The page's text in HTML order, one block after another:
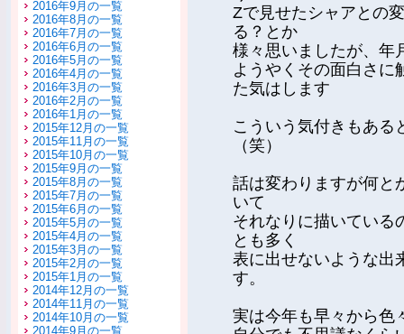
2016年9月の一覧
2016年8月の一覧
2016年7月の一覧
2016年6月の一覧
2016年5月の一覧
2016年4月の一覧
2016年3月の一覧
2016年2月の一覧
2016年1月の一覧
2015年12月の一覧
2015年11月の一覧
2015年10月の一覧
2015年9月の一覧
2015年8月の一覧
2015年7月の一覧
2015年6月の一覧
2015年5月の一覧
2015年4月の一覧
2015年3月の一覧
2015年2月の一覧
2015年1月の一覧
2014年12月の一覧
2014年11月の一覧
2014年10月の一覧
2014年9月の一覧
Zで見せたシャアとの
る？とか
様々思いましたが、年
ようやくその面白さに
た気はします
こういう気付きもある
（笑）
話は変わりますが何と
いて
それなりに描いている
とも多く
表に出せないような出
す。
実は今年も早々から色